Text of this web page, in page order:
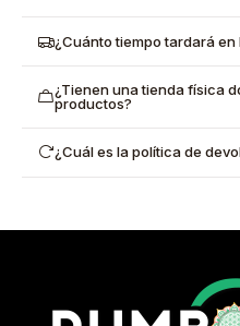
¿Cuánto tiempo tardará en
¿Tienen una tienda física
productos?
¿Cuál es la política de